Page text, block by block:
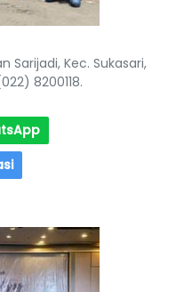
Sarijadi, Kec. Sukasari,
8200118.